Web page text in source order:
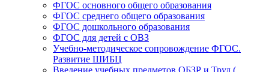
ФГОС основного общего образования
ФГОС среднего общего образования
ФГОС дошкольного образования
ФГОС для детей с ОВЗ
Учебно-методическое сопровождение ФГОС.
Развитие ШИБЦ